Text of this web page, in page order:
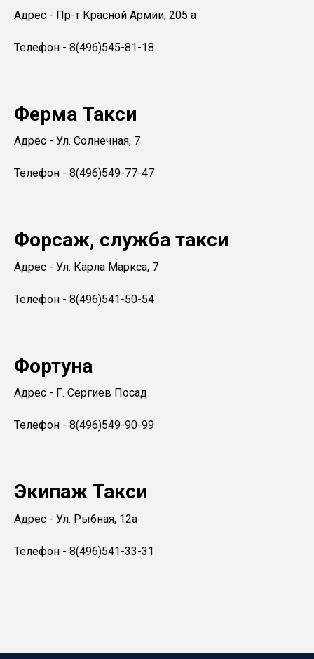
Адрес - Пр-т Красной Армии, 205 а
Телефон - 8(496)545-81-18
Ферма Такси
Адрес - Ул. Солнечная, 7
Телефон - 8(496)549-77-47
Форсаж, служба такси
Адрес - Ул. Карла Маркса, 7
Телефон - 8(496)541-50-54
Фортуна
Адрес - Г. Сергиев Посад
Телефон - 8(496)549-90-99
Экипаж Такси
Адрес - Ул. Рыбная, 12а
Телефон - 8(496)541-33-31